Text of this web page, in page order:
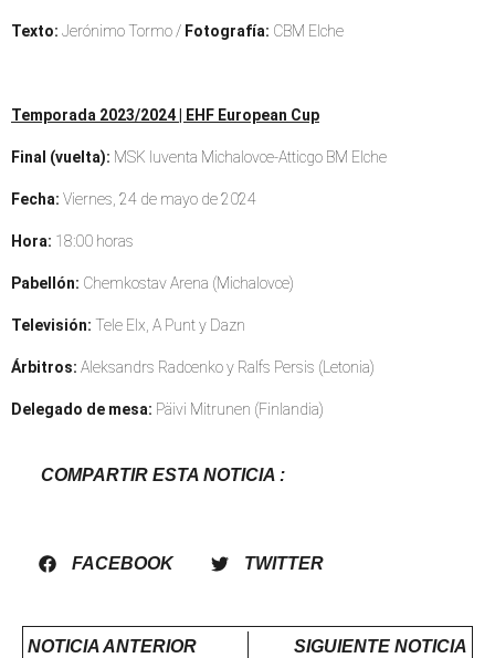
Texto: Jerónimo Tormo / Fotografía: CBM Elche
Temporada 2023/2024 | EHF European Cup
Final (vuelta): MSK Iuventa Michalovce-Atticgo BM Elche
Fecha: Viernes, 24 de mayo de 2024
Hora: 18:00 horas
Pabellón: Chemkostav Arena (Michalovce)
Televisión: Tele Elx, A Punt y Dazn
Árbitros: Aleksandrs Radcenko y Ralfs Persis (Letonia)
Delegado de mesa: Päivi Mitrunen (Finlandia)
COMPARTIR ESTA NOTICIA :
FACEBOOK TWITTER
NOTICIA ANTERIOR SIGUIENTE NOTICIA